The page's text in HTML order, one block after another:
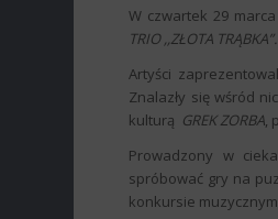
W czwartek 29
TRIO ,,ZŁOTA TRĄBKA”.
Artyści
Znalazły się wśród
kulturą GREK ZORBA,
Prowadzony w
spróbować gry na
konkursie